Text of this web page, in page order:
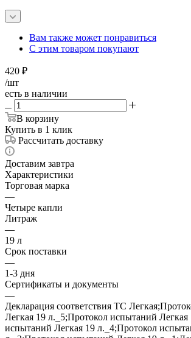
Вам также может понравиться
С этим товаром покупают
420 ₽
/шт
есть в наличии
В корзину
Купить в 1 клик
Рассчитать доставку
Доставим завтра
Характеристики
Торговая марка
—
Четыре капли
Литраж
—
19 л
Срок поставки
—
1-3 дня
Сертификаты и документы
—
Декларация соответствия ТС
Легкая 19 л._5;Протокол испытаний
испытаний Легкая 19 л._4;Протокол